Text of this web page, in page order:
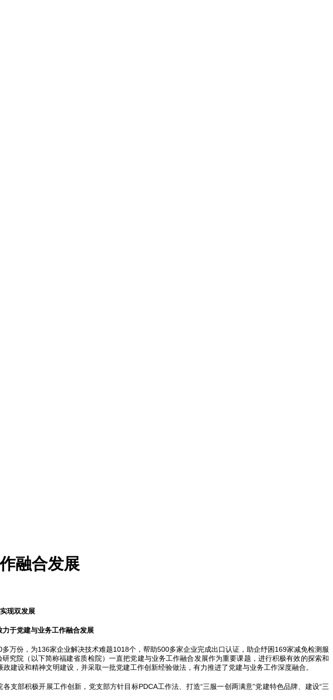
融合发展
现双发展
于党建与业务工作融合发展
万份，为136家企业解决技术难题1018个，帮助500多家企业完成出口认证，助企纾困169家减免检测服
院（以下简称福建省质检院）一直把党建与业务工作融合发展作为重要课题，进行积极有效的探索和
建设和精神文明建设，并采取一批党建工作创新经验做法，有力推进了党建与业务工作深度融合。
部积极开展工作创新，党支部方针目标PDCA工作法、打造“三服一创两满意”党建特色品牌、建设“三